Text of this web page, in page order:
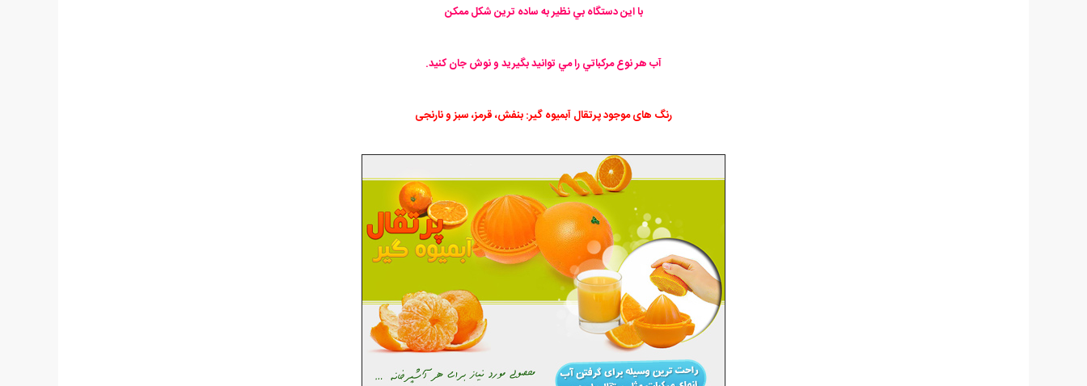
با اين دستگاه بي نظير به ساده ترين شكل ممكن
آب هر نوع مركباتي را مي توانيد بگيريد و نوش جان كنيد.
رنگ های موجود پرتقال آبمیوه گیر: بنفش، قرمز، سبز و نارنجی